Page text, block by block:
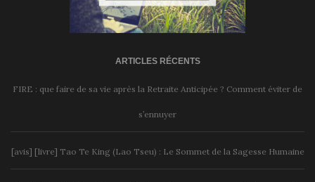
ARTICLES RÉCENTS
FIRE : que faire de sa vie après la Retraite Anticipée ? Comment éviter de
s’ennuyer
[avis] [livre] Tao Te King (Lao Tseu) : Le Sommet de la Sagesse Humaine